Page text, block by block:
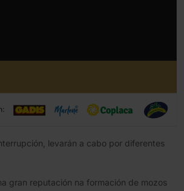
levarán a cabo por diferentes
gran reputación na formación de mozos